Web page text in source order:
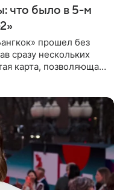
что было в 5-м
прошел без
сразу нескольких
карта, позволяющая